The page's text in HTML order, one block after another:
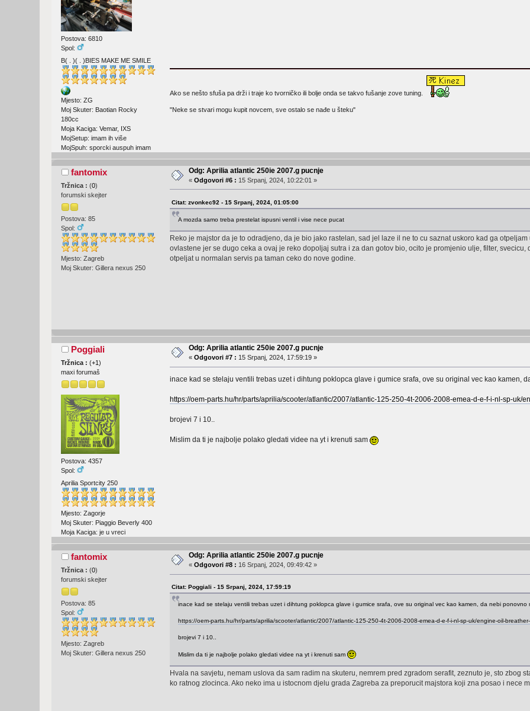
Postova: 6810
Spol:
B( . )( . )BIES MAKE ME SMILE
Mjesto: ZG
Moj Skuter: Baotian Rocky
180cc
Moja Kaciga: Vemar, IXS
MojSetup: imam ih više
MojSpuh: sporcki auspuh imam
Ako se nešto sfuša pa drži i traje ko tvorničko ili bolje onda se takvo fušanje zove tuning.
"Neke se stvari mogu kupit novcem, sve ostalo se nađe u šteku"
fantomix
Tržnica :(0)
forumski skejter
Postova: 85
Spol:
Mjesto: Zagreb
Moj Skuter: Gillera nexus 250
Odg: Aprilia atlantic 250ie 2007.g pucnje
«Odgovori #6 : 15 Srpanj, 2024, 10:22:01 »
Citat: zvonkec92 - 15 Srpanj, 2024, 01:05:00
A mozda samo treba prestelat ispusni ventil i vise nece pucat
Reko je majstor da je to odradjeno, da je bio jako rastelan, sad jel laze il ne to cu saznat uskoro kad ga
ovlastene jer se dugo ceka a ovaj je reko dopoljaj sutra i za dan gotov bio, ocito je promjenio ulje, filter,
otpeljat u normalan servis pa taman ceko do nove godine.
Poggiali
Tržnica :(+1)
maxi forumaš
Postova: 4357
Spol:
Aprilia Sportcity 250
Mjesto: Zagorje
Moj Skuter: Piaggio Beverly 400
Moja Kaciga: je u vreci
Odg: Aprilia atlantic 250ie 2007.g pucnje
«Odgovori #7 : 15 Srpanj, 2024, 17:59:19 »
inace kad se stelaju ventili trebas uzet i dihtung poklopca glave i gumice srafa, ove su original vec kao kamen,
https://oem-parts.hu/hr/parts/aprilia/scooter/atlantic/2007/atlantic-125-250-4t-2006-2008-emea-d-e-f-i-nl-sp-uk/
brojevi 7 i 10..
Mislim da ti je najbolje polako gledati videe na yt i krenuti sam
fantomix
Tržnica :(0)
forumski skejter
Postova: 85
Spol:
Mjesto: Zagreb
Moj Skuter: Gillera nexus 250
Odg: Aprilia atlantic 250ie 2007.g pucnje
«Odgovori #8 : 16 Srpanj, 2024, 09:49:42 »
Citat: Poggiali - 15 Srpanj, 2024, 17:59:19
inace kad se stelaju ventili trebas uzet i dihtung poklopca glave i gumice srafa, ove su original vec kao kamen, da nebi ponovno
https://oem-parts.hu/hr/parts/aprilia/scooter/atlantic/2007/atlantic-125-250-4t-2006-2008-emea-d-e-f-i-nl-sp-uk/engine-oil-
brojevi 7 i 10..
Mislim da ti je najbolje polako gledati videe na yt i krenuti sam
Hvala na savjetu, nemam uslova da sam radim na skuteru, nemrem pred zgradom serafit, zeznuto je, sto zbog
ko ratnog zlocinca. Ako neko ima u istocnom djelu grada Zagreba za preporucit majstora koji zna posao i nece